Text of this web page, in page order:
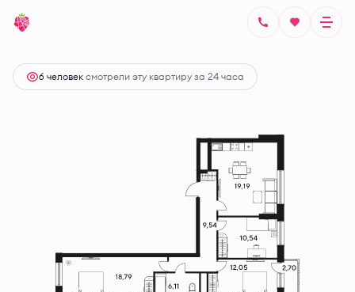
3-комнатная Цена по запросу
6 человек смотрели эту квартиру за 24 часа